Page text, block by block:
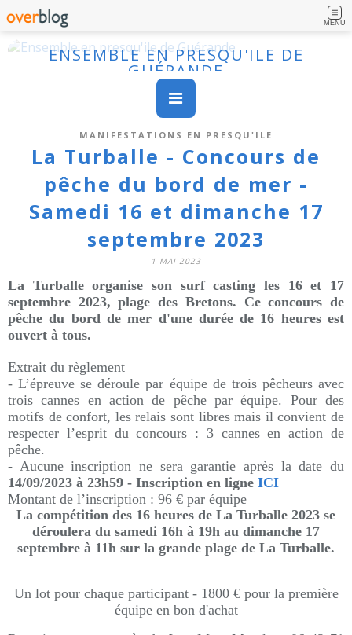
MENU
ENSEMBLE EN PRESQU'ILE DE
GUÉRANDE
MANIFESTATIONS EN PRESQU'ILE
La Turballe - Concours de
pêche du bord de mer -
Samedi 16 et dimanche 17
septembre 2023
1 MAI 2023
La Turballe organise son surf casting les 16 et 17
septembre 2023, plage des Bretons. Ce concours de
pêche du bord de mer d'une durée de 16 heures est
ouvert à tous.
Extrait du règlement
- L’épreuve se déroule par équipe de trois pêcheurs avec
trois cannes en action de pêche par équipe. Pour des
motifs de confort, les relais sont libres mais il convient de
respecter l’esprit du concours : 3 cannes en action de
pêche.
- Aucune inscription ne sera garantie après la date du
14/09/2023 à 23h59 - Inscription en ligne ICI
Montant de l’inscription : 96 € par équipe
La compétition des 16 heures de La Turballe 2023 se
déroulera du samedi 16h à 19h au dimanche 17
septembre à 11h sur la grande plage de La Turballe.
Un lot pour chaque participant - 1800 € pour la première
équipe en bon d'achat